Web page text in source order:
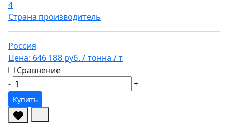
4
Страна производитель
Россия
Цена: 646 188 руб. / тонна / т
Сравнение
-
+
Купить